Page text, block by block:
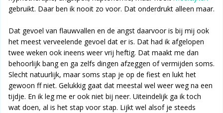
gebruikt. Daar ben ik nooit zo voor. Dat onderdrukt alleen maar.
Dat gevoel van flauwvallen en de angst daarvoor is bij mij ook
het meest verveelende gevoel dat er is. Dat had ik afgelopen
twee weken ook ineens weer vrij heftig. Dat maakt me dan
behoorlijk bang en ga zelfs dingen afzeggen of vermijden soms.
Slecht natuurlijk, maar soms stap je op de fiest en lukt het
gewoon ff niet. Gelukkig gaat dat meestal wel weer weg na een
tijdje. En ik leg me er ook niet bij neer. Uiteindelijk ga ik toch
wat doen, al is het stap voor stap. Lijkt wel alsof je steeds